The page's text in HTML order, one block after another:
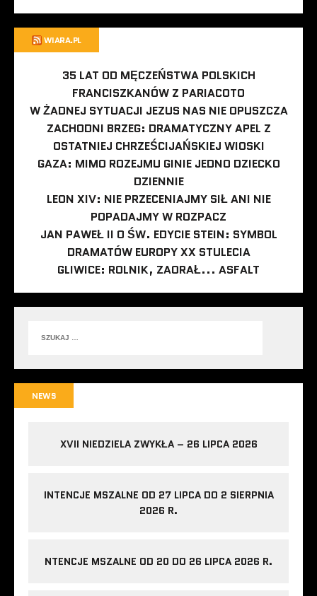
WIARA.PL
35 LAT OD MĘCZEŃSTWA POLSKICH
FRANCISZKANÓW Z PARIACOTO
W ŻADNEJ SYTUACJI JEZUS NAS NIE OPUSZCZA
ZACHODNI BRZEG: DRAMATYCZNY APEL Z
OSTATNIEJ CHRZEŚCIJAŃSKIEJ WIOSKI
GAZA: MIMO ROZEJMU GINIE JEDNO DZIECKO
DZIENNIE
LEON XIV: NIE PRZECENIAJMY SIŁ ANI NIE
POPADAJMY W ROZPACZ
JAN PAWEŁ II O ŚW. EDYCIE STEIN: SYMBOL
DRAMATÓW EUROPY XX STULECIA
GLIWICE: ROLNIK, ZAORAŁ... ASFALT
NEWS
XVII NIEDZIELA ZWYKŁA – 26 LIPCA 2026
INTENCJE MSZALNE OD 27 LIPCA DO 2 SIERPNIA
2026 R.
NTENCJE MSZALNE OD 20 DO 26 LIPCA 2026 R.